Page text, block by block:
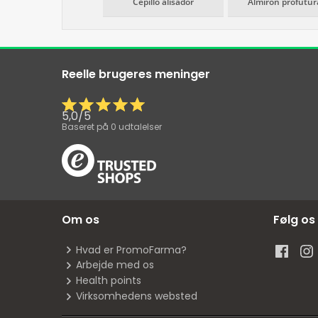
Reelle brugeres meninger
5,0/5
Baseret på 0 udtalelser
Om os
Hvad er PromoFarma?
Arbejde med os
Health points
Virksomhedens websted
Følg os